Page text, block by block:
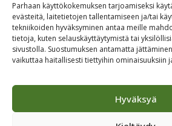
Parhaan käyttökokemuksen tarjoamiseksi
evästeitä, laitetietojen tallentamiseen ja/tai
tekniikoiden hyväksyminen antaa meille
tietoja, kuten selauskäyttäytymistä tai
sivustolla. Suostumuksen antamatta
vaikuttaa haitallisesti tiettyihin ominaisuuksiin
Hyväksyä
02330 Espoo
+46 651 760 400
Tilaa Citymark-uutiskirje